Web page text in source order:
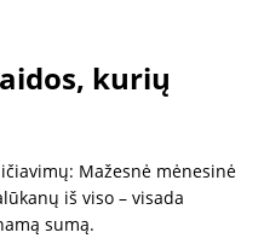
kurių
Mažesnė mėnesinė
iš viso – visada
sumą.